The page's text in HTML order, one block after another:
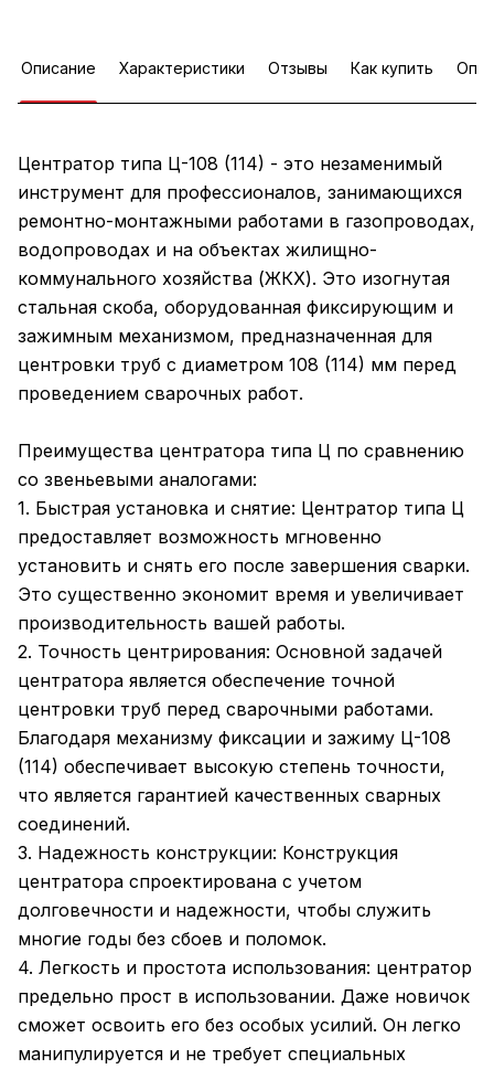
Описание Характеристики Отзывы Как купить
Центратор типа Ц-108 (114) - это незаменимый
инструмент для профессионалов, занимающихся
ремонтно-монтажными работами в газопроводах,
водопроводах и на объектах жилищно-
коммунального хозяйства (ЖКХ). Это изогнутая
стальная скоба, оборудованная фиксирующим и
зажимным механизмом, предназначенная для
центровки труб с диаметром 108 (114) мм перед
проведением сварочных работ.
Преимущества центратора типа Ц по сравнению
со звеньевыми аналогами:
1. Быстрая установка и снятие: Центратор типа Ц
предоставляет возможность мгновенно
установить и снять его после завершения сварки.
Это существенно экономит время и увеличивает
производительность вашей работы.
2. Точность центрирования: Основной задачей
центратора является обеспечение точной
центровки труб перед сварочными работами.
Благодаря механизму фиксации и зажиму Ц-108
(114) обеспечивает высокую степень точности,
что является гарантией качественных сварных
соединений.
3. Надежность конструкции: Конструкция
центратора спроектирована с учетом
долговечности и надежности, чтобы служить
многие годы без сбоев и поломок.
4. Легкость и простота использования: центратор
предельно прост в использовании. Даже новичок
сможет освоить его без особых усилий. Он легко
манипулируется и не требует специальных